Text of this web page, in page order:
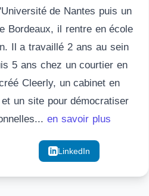
de Nantes puis un
Bordeaux, il rentre en école
Il a travaillé 2 ans au sein
5 ans chez un courtier en
Cleerly, un cabinet en
un site pour démocratiser
en savoir plus
LinkedIn